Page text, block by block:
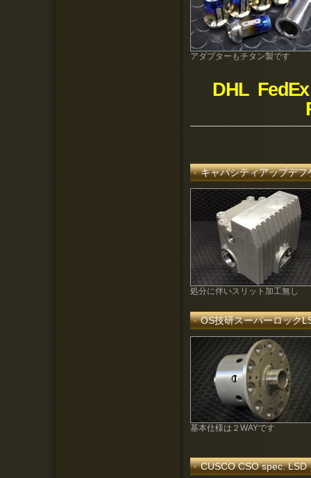
アダプターもチタン製です
DHL
キャパシティアップデ
処分に伴いスリット加工無し
OS技研スーパーロック
基本仕様は２WAYです
CUSCO CSO spec.